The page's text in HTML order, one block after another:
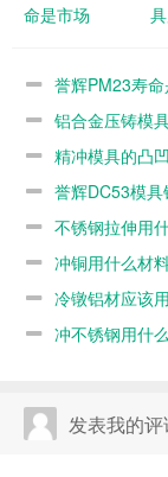
命是市场
倍，梁先生很
誉辉PM23寿命
铝合金压铸模
精冲模具的凸
誉辉DC53模
（第421篇）
不锈钢拉伸用
料有一手（第418
冲铜用什么材
陷同时解决（第
冷镦铝材应该
产品都不开裂（第
冲不锈钢用什
发表我的评